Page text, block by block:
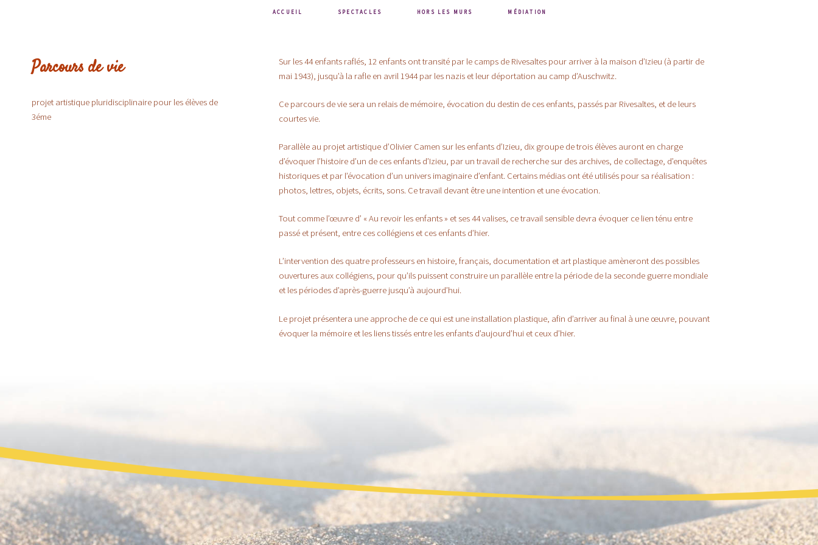
ACCUEIL SPECTACLES HORS LES MURS MÉDIATION
Parcours de vie
projet artistique pluridisciplinaire pour les élèves de
3éme
Sur les 44 enfants raflés, 12 enfants ont transité par le camps de Rivesaltes pour arriver à la maison d’Izieu (à partir de
mai 1943), jusqu’à la rafle en avril 1944 par les nazis et leur déportation au camp d’Auschwitz.
Ce parcours de vie sera un relais de mémoire, évocation du destin de ces enfants, passés par Rivesaltes, et de leurs
courtes vie.
Parallèle au projet artistique d’Olivier Camen sur les enfants d’Izieu, dix groupe de trois élèves auront en charge
d’évoquer l’histoire d’un de ces enfants d’Izieu, par un travail de recherche sur des archives, de collectage, d’enquêtes
historiques et par l’évocation d’un univers imaginaire d’enfant. Certains médias ont été utilisés pour sa réalisation :
photos, lettres, objets, écrits, sons. Ce travail devant être une intention et une évocation.
Tout comme l’œuvre d’ « Au revoir les enfants » et ses 44 valises, ce travail sensible devra évoquer ce lien ténu entre
passé et présent, entre ces collégiens et ces enfants d’hier.
L’intervention des quatre professeurs en histoire, français, documentation et art plastique amèneront des possibles
ouvertures aux collégiens, pour qu’ils puissent construire un parallèle entre la période de la seconde guerre mondiale
et les périodes d’après-guerre jusqu’à aujourd’hui.
Le projet présentera une approche de ce qui est une installation plastique, afin d’arriver au final à une œuvre, pouvant
évoquer la mémoire et les liens tissés entre les enfants d’aujourd’hui et ceux d’hier.